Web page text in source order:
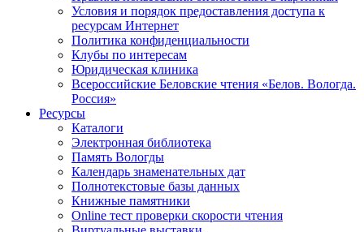
Условия и порядок предоставления доступа к
ресурсам Интернет
Политика конфиденциальности
Клубы по интересам
Юридическая клиника
Всероссийские Беловские чтения «Белов. Вологда.
Россия»
Ресурсы
Каталоги
Электронная библиотека
Память Вологды
Календарь знаменательных дат
Полнотекстовые базы данных
Книжные памятники
Online тест проверки скорости чтения